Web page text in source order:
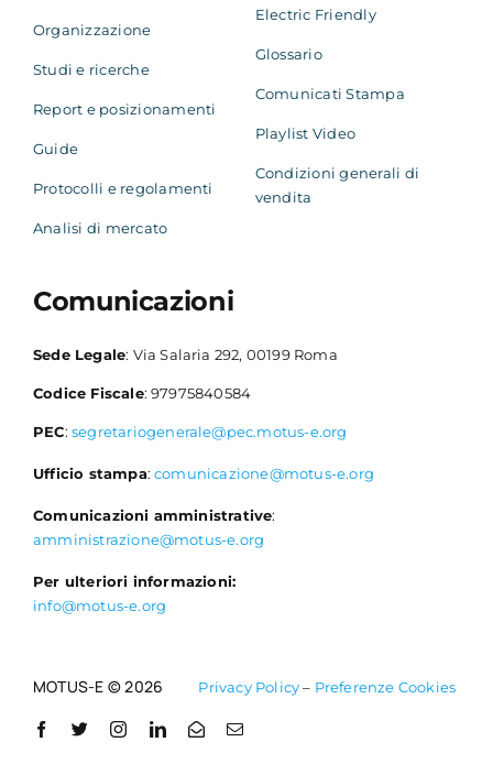
Organizzazione
Studi e ricerche
Report e posizionamenti
Guide
Protocolli e regolamenti
Analisi di mercato
Electric Friendly
Glossario
Comunicati Stampa
Playlist Video
Condizioni generali di
vendita
Comunicazioni
Sede Legale: Via Salaria 292, 00199 Roma
Codice Fiscale: 97975840584
PEC: segretariogenerale@pec.motus-e.org
Ufficio stampa:comunicazione@motus-e.org
Comunicazioni amministrative:
amministrazione@motus-e.org
Per ulteriori informazioni:
info@motus-e.org
MOTUS-E © 2026 Privacy Policy– Preferenze Cookies